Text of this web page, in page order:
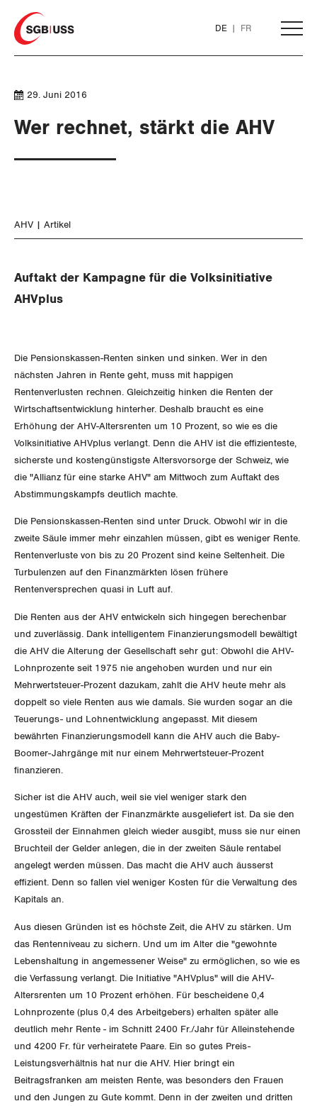
Home
DE FR
THEMEN
Löhne und Vertragspolitik
Arbeitsrechte
Verteilung
Arbeitslosenversicherung
Überbrückungsleistung
Ergänzungsleistungen
Invalidenversicherung
Unfallversicherung
Gesundheit
CORONA-VIRUS
GLEICHSTELLUNG
Gleichstellung von Frauen und Männern
BILDUNG & JUGEND
MIGRATION
GEWERKSCHAFTSPOLITIK
Schweiz
Landesstreik
GEWERKSCHAFTSMITGLIED WERDEN
LOHNRECHNER
WEITERBILDUNG
NEWSLETTER
BROSCHÜREN/BÜCHER
Bestellformular
DER SGB
WIR ÜBER UNS
Vorstand
ZENTRALSEKRETARIAT
KANTONALE BÜNDE
Aargau
Beide Basel
ANGESCHLOSSENE VERBÄNDE
OFFENE STELLEN
AGENDA
Artikel
Medienmitteilungen
Dossier
Vernehmlassungen
Bücher/Broschüren
Blog
Kontakt
29. Juni 2016
Wer rechnet, stärkt die AHV
AHV Artikel
Auftakt der Kampagne für die Volksinitiative
AHVplus
Die Pensionskassen-Renten sinken und sinken. Wer in den
nächsten Jahren in Rente geht, muss mit happigen
Rentenverlusten rechnen. Gleichzeitig hinken die Renten der
Wirtschaftsentwicklung hinterher. Deshalb braucht es eine
Erhöhung der AHV-Altersrenten um 10 Prozent, so wie es die
Volksinitiative AHVplus verlangt. Denn die AHV ist die effizienteste,
sicherste und kostengünstigste Altersvorsorge der Schweiz, wie
die "Allianz für eine starke AHV" am Mittwoch zum Auftakt des
Abstimmungskampfs deutlich machte.
Die Pensionskassen-Renten sind unter Druck. Obwohl wir in die
zweite Säule immer mehr einzahlen müssen, gibt es weniger Rente.
Rentenverluste von bis zu 20 Prozent sind keine Seltenheit. Die
Turbulenzen auf den Finanzmärkten lösen frühere
Rentenversprechen quasi in Luft auf.
Die Renten aus der AHV entwickeln sich hingegen berechenbar
und zuverlässig. Dank intelligentem Finanzierungsmodell bewältigt
die AHV die Alterung der Gesellschaft sehr gut: Obwohl die AHV-
Lohnprozente seit 1975 nie angehoben wurden und nur ein
Mehrwertsteuer-Prozent dazukam, zahlt die AHV heute mehr als
doppelt so viele Renten aus wie damals. Sie wurden sogar an die
Teuerungs- und Lohnentwicklung angepasst. Mit diesem
bewährten Finanzierungsmodell kann die AHV auch die Baby-
Boomer-Jahrgänge mit nur einem Mehrwertsteuer-Prozent
finanzieren.
Sicher ist die AHV auch, weil sie viel weniger stark den
ungestümen Kräften der Finanzmärkte ausgeliefert ist. Da sie den
Grossteil der Einnahmen gleich wieder ausgibt, muss sie nur einen
Bruchteil der Gelder anlegen, die in der zweiten Säule rentabel
angelegt werden müssen. Das macht die AHV auch äusserst
effizient. Denn so fallen viel weniger Kosten für die Verwaltung des
Kapitals an.
Aus diesen Gründen ist es höchste Zeit, die AHV zu stärken. Um
das Rentenniveau zu sichern. Und um im Alter die "gewohnte
Lebenshaltung in angemessener Weise" zu ermöglichen, so wie es
die Verfassung verlangt. Die Initiative "AHVplus" will die AHV-
Altersrenten um 10 Prozent erhöhen. Für bescheidene 0,4
Lohnprozente (plus 0,4 des Arbeitgebers) erhalten später alle
deutlich mehr Rente - im Schnitt 2400 Fr./Jahr für Alleinstehende
und 4200 Fr. für verheiratete Paare. Ein so gutes Preis-
Leistungsverhältnis hat nur die AHV. Hier bringt ein
Beitragsfranken am meisten Rente, was besonders den Frauen
und den Jungen zu Gute kommt. Denn in der zweiten und dritten